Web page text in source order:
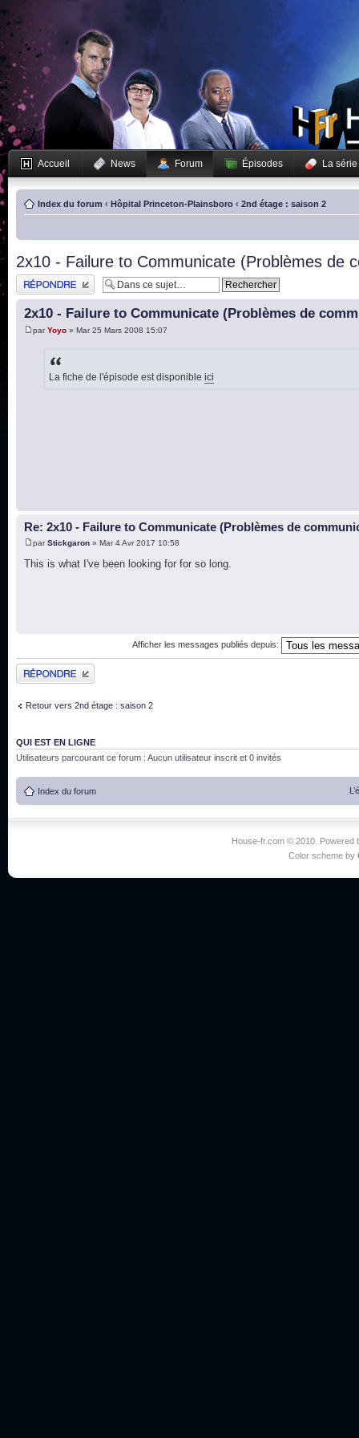
Accueil News Forum Épisodes La série
Index du forum ‹ Hôpital Princeton-Plainsboro ‹ 2nd étage : saison 2
2x10 - Failure to Communicate (Problèmes de
Publier une réponse
2x10 - Failure to Communicate (Problèmes de
parYoyo » Mar 25 Mars 2008 15:07
La fiche de l'épisode est disponible ici
Re: 2x10 - Failure to Communicate (Problèmes de
parStickgaron » Mar 4 Avr 2017 10:58
This is what I've been looking for for so long.
Afficher les messages publiés depuis:
Publier une réponse
Retour vers 2nd étage : saison 2
QUI EST EN LIGNE
Utilisateurs parcourant ce forum : Aucun utilisateur inscrit et 0 invités
Index du forum
House-fr.com © 2010. Powered
Color scheme by